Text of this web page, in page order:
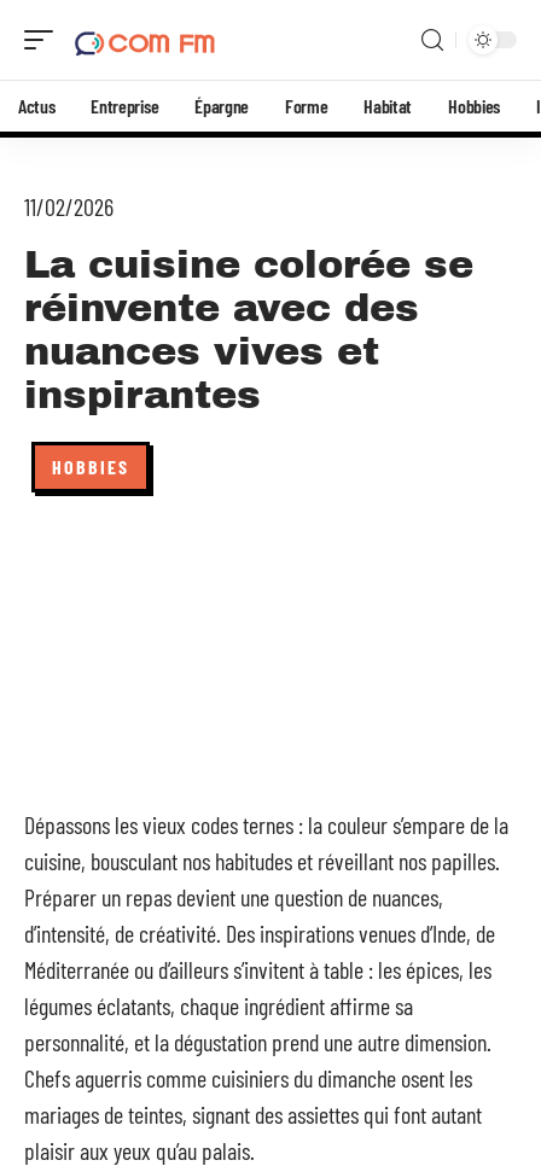
Actus Entreprise Épargne Forme Habitat Hobbies
11/02/2026
La cuisine colorée se
réinvente avec des
nuances vives et
inspirantes
HOBBIES
Dépassons les vieux codes ternes : la couleur s’empare de la
cuisine, bousculant nos habitudes et réveillant nos papilles.
Préparer un repas devient une question de nuances,
d’intensité, de créativité. Des inspirations venues d’Inde, de
Méditerranée ou d’ailleurs s’invitent à table : les épices, les
légumes éclatants, chaque ingrédient affirme sa
personnalité, et la dégustation prend une autre dimension.
Chefs aguerris comme cuisiniers du dimanche osent les
mariages de teintes, signant des assiettes qui font autant
plaisir aux yeux qu’au palais.